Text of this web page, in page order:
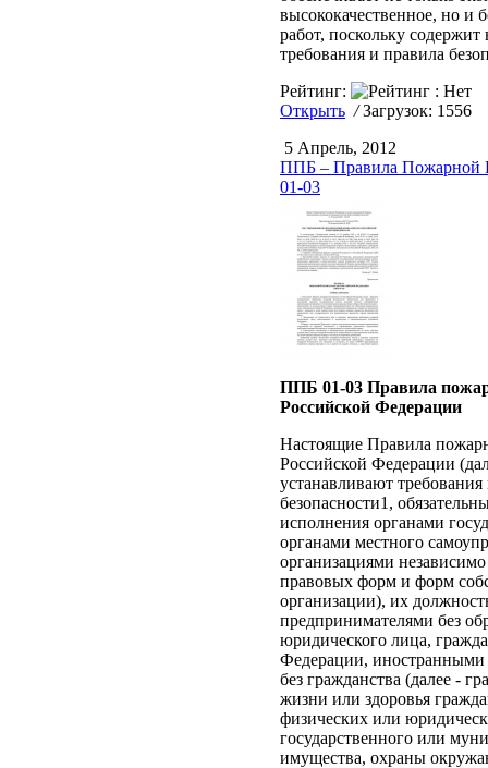
высококачественное, но и
работ, поскольку
требования и правила
Рейтинг:
Открыть /Загрузок: 1556
5 Апрель, 2012
ППБ – Правила Пожарной
01-03
ППБ 01-03 Правила
Российской Федерации
Настоящие Правила
Российской Федерации
устанавливают
безопасности1,
исполнения органами
органами местного
организациями
правовых форм и форм
организации), их
предпринимателями без
юридического лица,
Федерации,
без гражданства (далее -
жизни или здоровья
физических или
государственного или
имущества, охраны